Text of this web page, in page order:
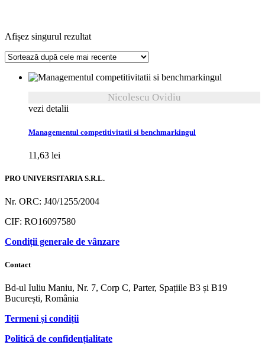
Afișez singurul rezultat
Nicolescu Ovidiu
vezi detalii
Managementul competitivitatii si benchmarkingul
11,63 lei
PRO UNIVERSITARIA S.R.L.
Nr. ORC: J40/1255/2004
CIF: RO16097580
Condiții generale de vânzare
Contact
Bd-ul Iuliu Maniu, Nr. 7, Corp C, Parter, Spațiile B3 și B19
București, România
Termeni și condiții
Politică de confidențialitate